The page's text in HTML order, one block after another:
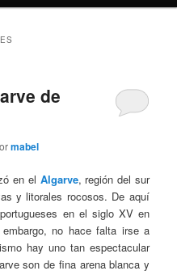
de
mabel
en el Algarve, región del sur
y litorales rocosos. De aquí
en el siglo XV en
no hace falta irse a
hay uno tan espectacular
son de fina arena blanca y